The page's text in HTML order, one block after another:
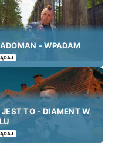
- WPADAM
JEST TO - DIAMENT W